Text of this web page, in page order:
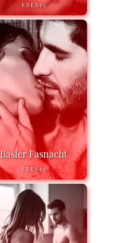
EDEN65
Basler Fasnacht
EDEN65